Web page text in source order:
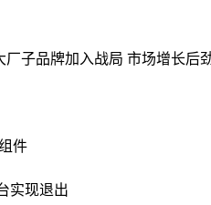
子品牌加入战局 市场增长后
件
实现退出